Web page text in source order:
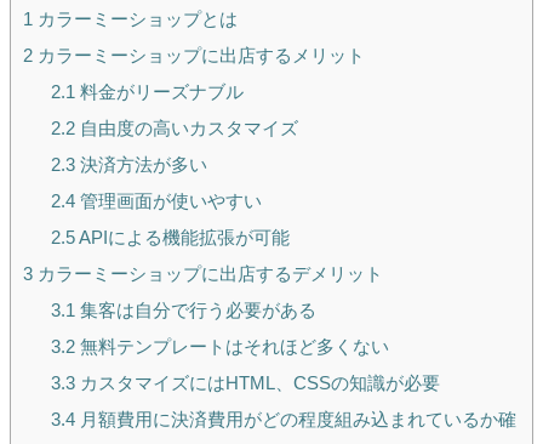
1 カラーミーショップとは
2 カラーミーショップに出店するメリット
2.1 料金がリーズナブル
2.2自由度の高いカスタマイズ
2.3決済方法が多い
2.4管理画面が使いやすい
2.5APIによる機能拡張が可能
3 カラーミーショップに出店するデメリット
3.1 集客は自分で行う必要がある
3.2無料テンプレートはそれほど多くない
3.3カスタマイズにはHTML、CSSの知識が必要
3.4月額費用に決済費用がどの程度組み込まれているか確